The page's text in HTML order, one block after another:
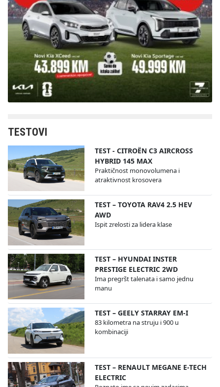
TESTOVI
TEST - CITROËN C3 AIRCROSS
HYBRID 145 MAX
Praktičnost monovolumena i
atraktivnost krosovera
TEST – TOYOTA RAV4 2.5 HEV
AWD
Ispit zrelosti za lidera klase
TEST – HYUNDAI INSTER
PRESTIGE ELECTRIC 2WD
Ima pregršt talenata i samo jednu
manu
TEST – GEELY STARRAY EM-I
83 kilometra na struju i 900 u
kombinaciji
TEST – RENAULT MEGANE E-TECH
ELECTRIC